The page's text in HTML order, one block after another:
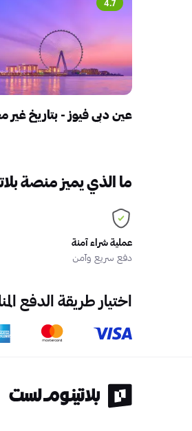
4.7
عين دبي فيوز - بتاريخ غير
ما الذي يميز منصة
عملية شراء آمنة
دفع سريع وآمن
اختيار طريقة الدفع